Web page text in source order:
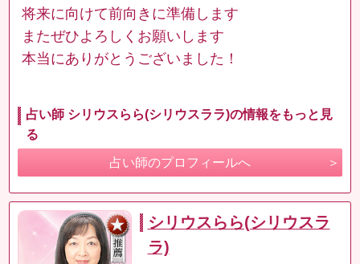
将来に向けて前向きに準備します
またぜひよろしくお願いします
本当にありがとうございました！
占い師 シリウスらら(シリウスララ)の情報をもっと見
る
占い師のプロフィールへ
シリウスらら(シリウスラ
ラ)